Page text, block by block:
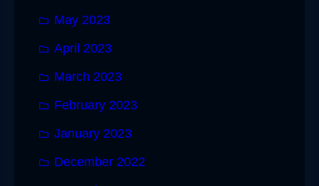
May 2023
April 2023
March 2023
February 2023
January 2023
December 2022